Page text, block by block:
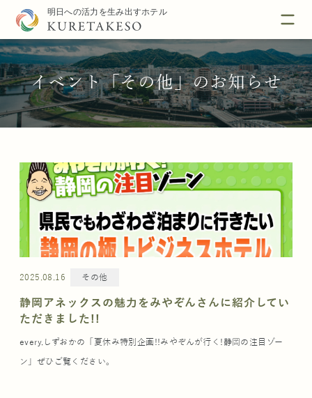
イベント「その他」のお知らせ
2025.08.16 その他
静岡アネックスの魅力をみやぞんさんに紹介してい
ただきました!!
every.しずおかの「夏休み特別企画!!みやぞんが行く!静岡の注目ゾー
ン」ぜひご覧ください。